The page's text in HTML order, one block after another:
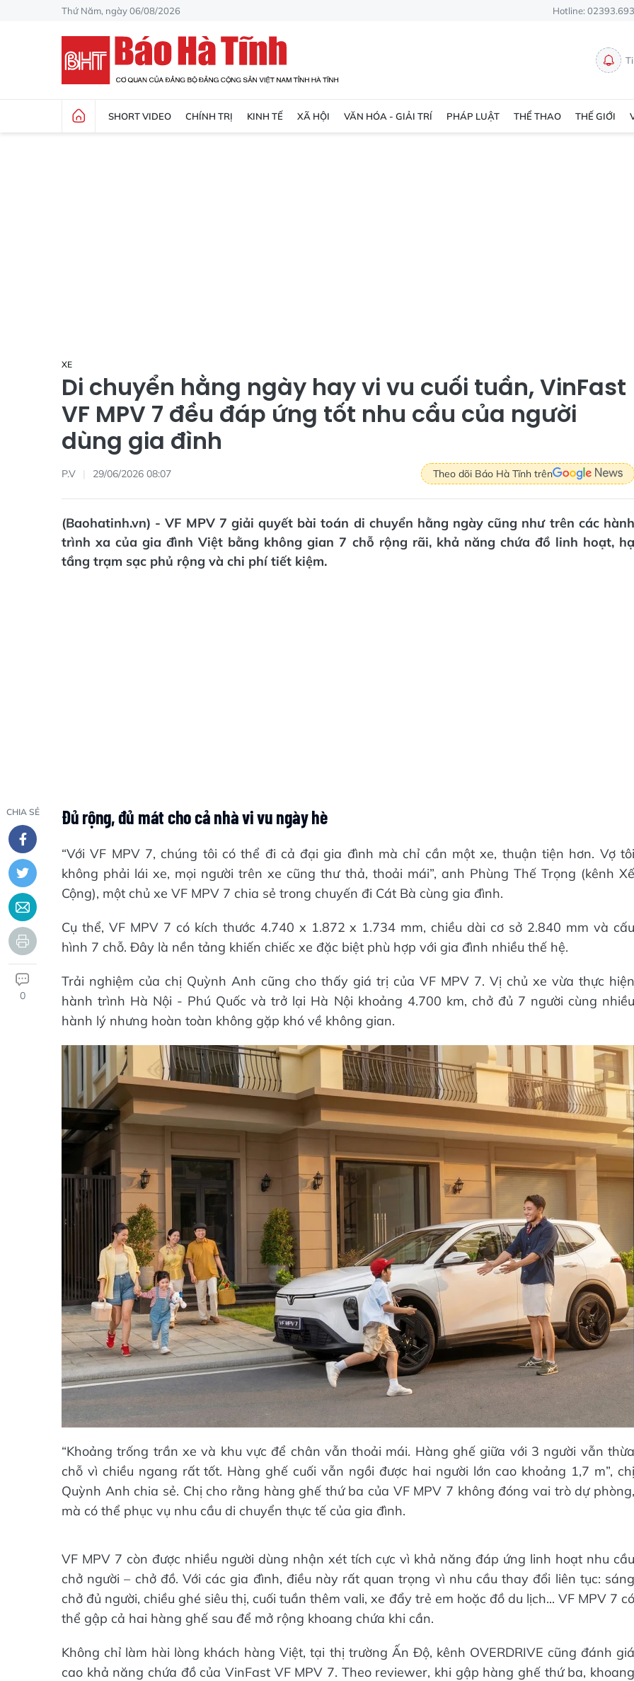
Thứ Năm, ngày 06/08/2026 Hotline:
SHORT VIDEO CHÍNH TRỊ KINH TẾ XÃ HỘI VĂN HÓA - GIẢI TRÍ PHÁP LUẬT THỂ THAO THẾ GIỚI
XE
Di chuyển hằng ngày hay vi vu cuối tuần, VinFast
VF MPV 7 đều đáp ứng tốt nhu cầu của người
dùng gia đình
P.V 29/06/2026 08:07 Theo dõi Báo Hà Tĩnh trên
(Baohatinh.vn) - VF MPV 7 giải quyết bài toán di chuyển hằng ngày cũng như trên các hành
trình xa của gia đình Việt bằng không gian 7 chỗ rộng rãi, khả năng chứa đồ linh hoạt, hạ
tầng trạm sạc phủ rộng và chi phí tiết kiệm.
CHIA SẺ
0
Đủ rộng, đủ mát cho cả nhà vi vu ngày hè
“Với VF MPV 7, chúng tôi có thể đi cả đại gia đình mà chỉ cần một xe, thuận tiện hơn. Vợ tôi
không phải lái xe, mọi người trên xe cũng thư thả, thoải mái”, anh Phùng Thế Trọng (kênh Xế
Cộng), một chủ xe VF MPV 7 chia sẻ trong chuyến đi Cát Bà cùng gia đình.
Cụ thể, VF MPV 7 có kích thước 4.740 x 1.872 x 1.734 mm, chiều dài cơ sở 2.840 mm và cấu
hình 7 chỗ. Đây là nền tảng khiến chiếc xe đặc biệt phù hợp với gia đình nhiều thế hệ.
Trải nghiệm của chị Quỳnh Anh cũng cho thấy giá trị của VF MPV 7. Vị chủ xe vừa thực hiện
hành trình Hà Nội - Phú Quốc và trở lại Hà Nội khoảng 4.700 km, chở đủ 7 người cùng nhiều
hành lý nhưng hoàn toàn không gặp khó về không gian.
“Khoảng trống trần xe và khu vực để chân vẫn thoải mái. Hàng ghế giữa với 3 người vẫn thừa
chỗ vì chiều ngang rất tốt. Hàng ghế cuối vẫn ngồi được hai người lớn cao khoảng 1,7 m”, chị
Quỳnh Anh chia sẻ. Chị cho rằng hàng ghế thứ ba của VF MPV 7 không đóng vai trò dự phòng,
mà có thể phục vụ nhu cầu di chuyển thực tế của gia đình.
VF MPV 7 còn được nhiều người dùng nhận xét tích cực vì khả năng đáp ứng linh hoạt nhu cầu
chở người – chở đồ. Với các gia đình, điều này rất quan trọng vì nhu cầu thay đổi liên tục: sáng
chở đủ người, chiều ghé siêu thị, cuối tuần thêm vali, xe đẩy trẻ em hoặc đồ du lịch... VF MPV 7 có
thể gập cả hai hàng ghế sau để mở rộng khoang chứa khi cần.
Không chỉ làm hài lòng khách hàng Việt, tại thị trường Ấn Độ, kênh OVERDRIVE cũng đánh giá
cao khả năng chứa đồ của VinFast VF MPV 7. Theo reviewer, khi gập hàng ghế thứ ba, khoang